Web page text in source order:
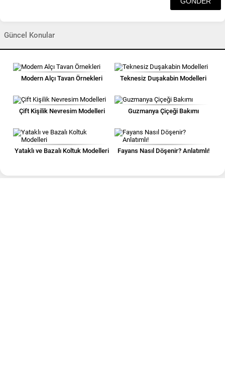
Güncel Konular
Modern Alçı Tavan Örnekleri Teknesiz Duşakabin Modelleri
Çift Kişilik Nevresim Modelleri Guzmanya Çiçeği Bakımı
Yataklı ve Bazalı Koltuk Modelleri Fayans Nasıl Döşenir? Anlatımlı!